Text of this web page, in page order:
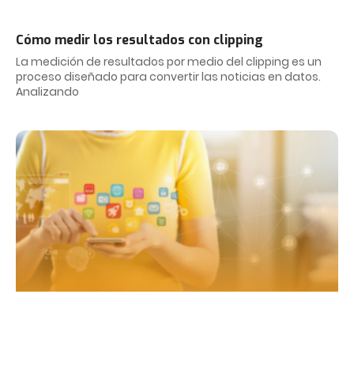
Cómo medir los resultados con clipping
La medición de resultados por medio del clipping es un
proceso diseñado para convertir las noticias en datos.
Analizando